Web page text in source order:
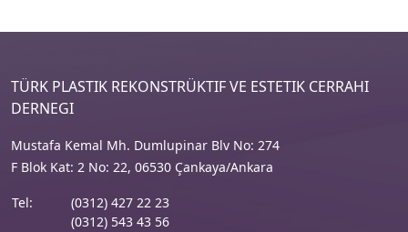
TÜRK PLASTIK REKONSTRÜKTIF VE ESTETIK CERRAHI
DERNEGI
Mustafa Kemal Mh. Dumlupinar Blv No: 274
F Blok Kat: 2 No: 22, 06530 Çankaya/Ankara
Tel:
(0312) 427 22 23
(0312) 543 43 56